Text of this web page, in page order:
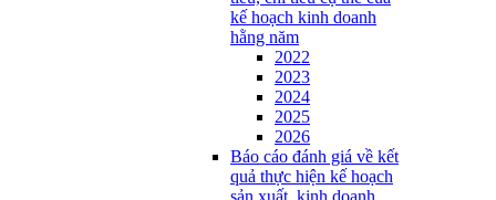
kế hoạch kinh doanh
hằng năm
2022
2023
2024
2025
2026
Báo cáo đánh giá về kết
quả thực hiện kế hoạch
sản xuất, kinh doanh